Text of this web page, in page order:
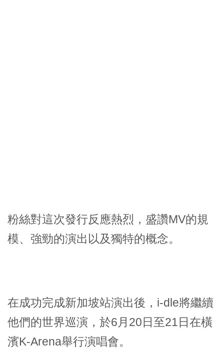
粉絲對這次發行反應熱烈，盛讚MV的規
模、強勁的演出以及獨特的概念。
在成功完成新加坡站演出後，i-dle將繼續
他們的世界巡演，於6月20日至21日在橫
濱K-Arena舉行演唱會。